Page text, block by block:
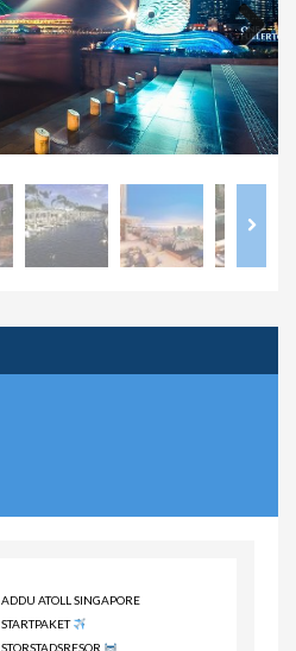
Next
ADDU ATOLL SINGAPORE
STARTPAKET
STORSTADSRESOR